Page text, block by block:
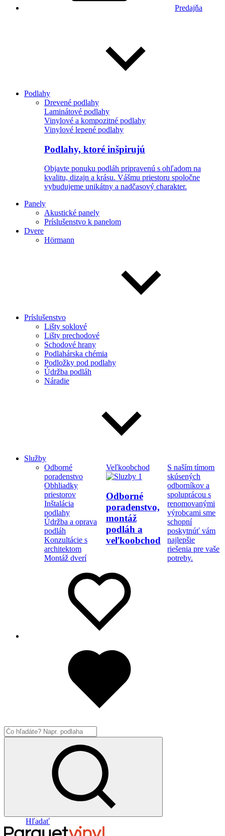
Predajňa
Podlahy
Drevené podlahy
Laminátové podlahy
Vinylové a kompozitné podlahy
Vinylové lepené podlahy
Podlahy, ktoré inšpirujú
Objavte ponuku podláh pripravenú s ohľadom na
kvalitu, dizajn a krásu. Vášmu priestoru spoločne
vybudujeme unikátny a nadčasový charakter.
Panely
Akustické panely
Príslušenstvo k panelom
Dvere
Hörmann
Príslušenstvo
Lišty soklové
Lišty prechodové
Schodové hrany
Podlahárska chémia
Podložky pod podlahy
Údržba podláh
Náradie
Služby
Odborné
poradenstvo
Obhliadky
priestorov
Inštalácia
podlahy
Údržba a oprava
podláh
Konzultácie s
architektom
Montáž dverí
Veľkoobchod
Odborné
poradenstvo,
montáž
podláh a
veľkoobchod
S naším tímom
skúsených
odborníkov a
spoluprácou s
renomovanými
výrobcami sme
schopní
poskytnúť vám
najlepšie
riešenia pre vaše
potreby.
Hľadať